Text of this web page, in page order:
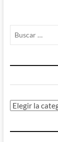
Categorías